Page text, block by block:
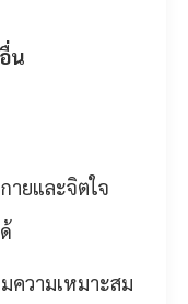
น
ายและจิตใจ
ความเหมาะสม